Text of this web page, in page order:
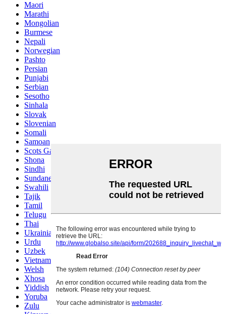
Maori
Marathi
Mongolian
Burmese
Nepali
Norwegian
Pashto
Persian
Punjabi
Serbian
Sesotho
Sinhala
Slovak
Slovenian
Somali
Samoan
Scots Gaelic
Shona
Sindhi
Sundanese
Swahili
Tajik
Tamil
Telugu
Thai
Ukrainian
Urdu
Uzbek
Vietnamese
Welsh
Xhosa
Yiddish
Yoruba
Zulu